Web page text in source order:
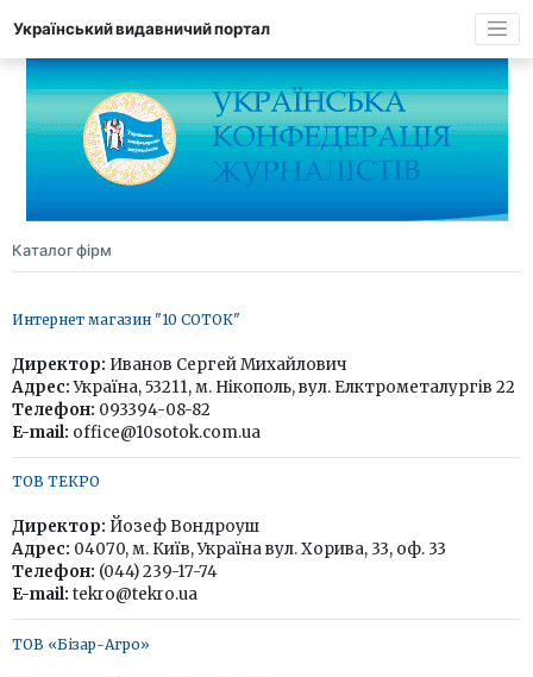
Український видавничий портал
Каталог фірм
Интернет магазин "10 СОТОК"
Директор: Иванов Сергей Михайлович
Адрес:Україна, 53211, м. Нікополь, вул. Елктрометалургів 22
Телефон: 093394-08-82
E-mail: office@10sotok.com.ua
ТОВ ТЕКРО
Директор: Йозеф Вондроуш
Адрес: 04070, м. Київ, Україна вул. Хорива, 33, оф. 33
Телефон: (044) 239-17-74
E-mail: tekro@tekro.ua
ТОВ «Бізар-Агро»